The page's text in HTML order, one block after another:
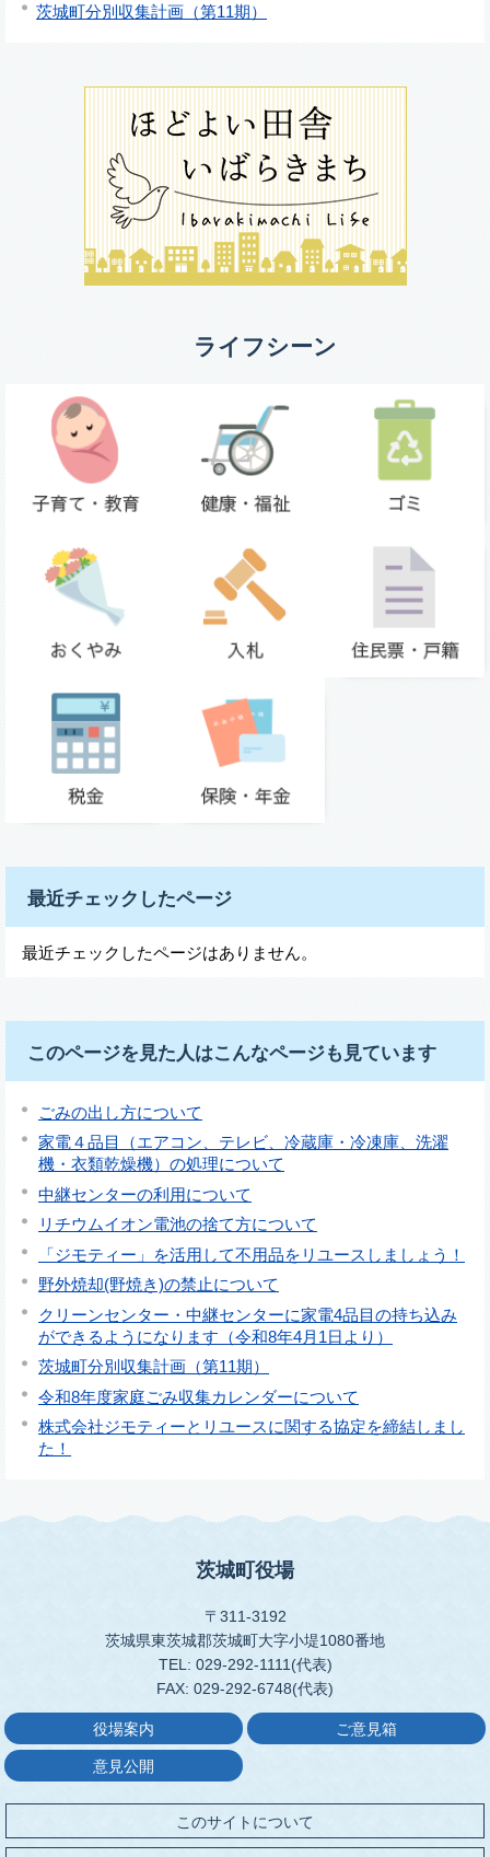
茨城町分別収集計画（第11期）
ライフシーン
最近チェックしたページ
最近チェックしたページはありません。
このページを見た人はこんなページも見ています
ごみの出し方について
家電４品目（エアコン、テレビ、冷蔵庫・冷凍庫、洗濯
機・衣類乾燥機）の処理について
中継センターの利用について
リチウムイオン電池の捨て方について
「ジモティー」を活用して不用品をリユースしましょう！
野外焼却(野焼き)の禁止について
クリーンセンター・中継センターに家電4品目の持ち込み
ができるようになります（令和8年4月1日より）
茨城町分別収集計画（第11期）
令和8年度家庭ごみ収集カレンダーについて
株式会社ジモティーとリユースに関する協定を締結しまし
た！
茨城町役場
〒311-3192
茨城県東茨城郡茨城町大字小堤1080番地
TEL: 029-292-1111(代表)
FAX: 029-292-6748(代表)
役場案内 ご意見箱
意見公開
このサイトについて